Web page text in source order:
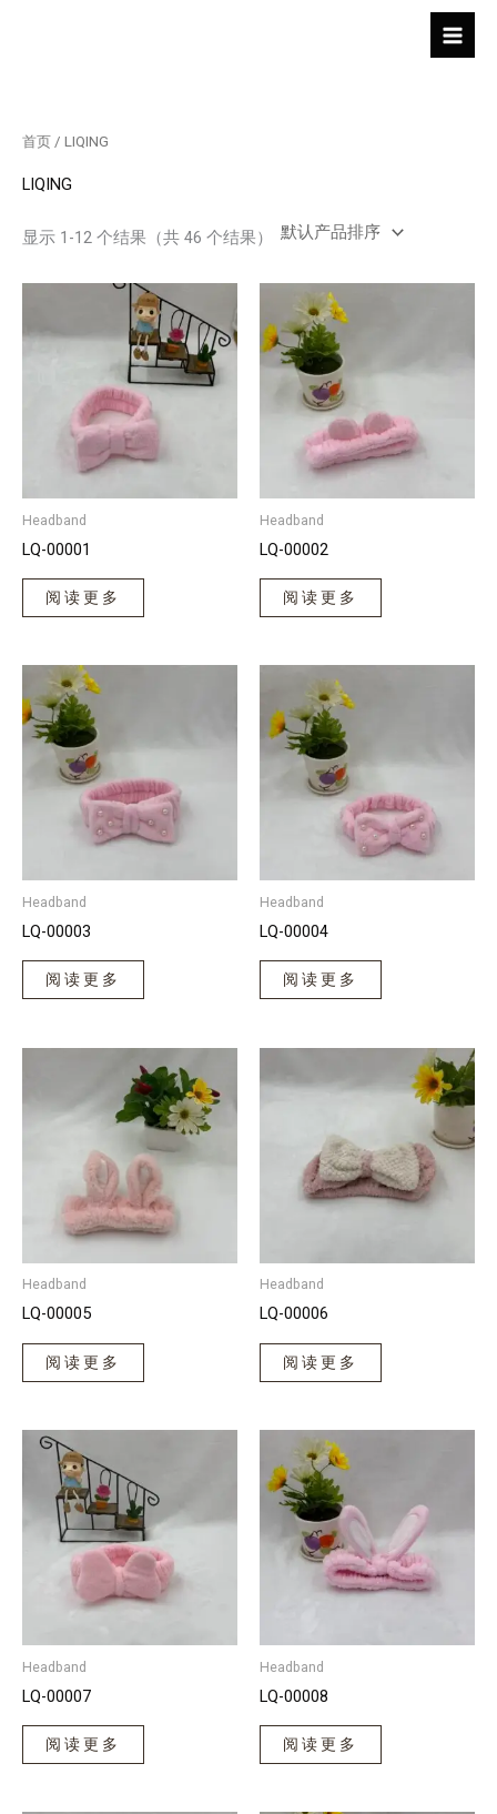
首页 / LIQING
LIQING
显示 1-12 个结果（共 46 个结果）
Headband
LQ-00001
阅读更多
Headband
LQ-00002
阅读更多
Headband
LQ-00003
阅读更多
Headband
LQ-00004
阅读更多
Headband
LQ-00005
阅读更多
Headband
LQ-00006
阅读更多
Headband
LQ-00007
阅读更多
Headband
LQ-00008
阅读更多